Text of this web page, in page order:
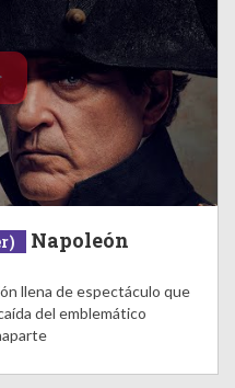
Napoleón
llena de espectáculo que
del emblemático